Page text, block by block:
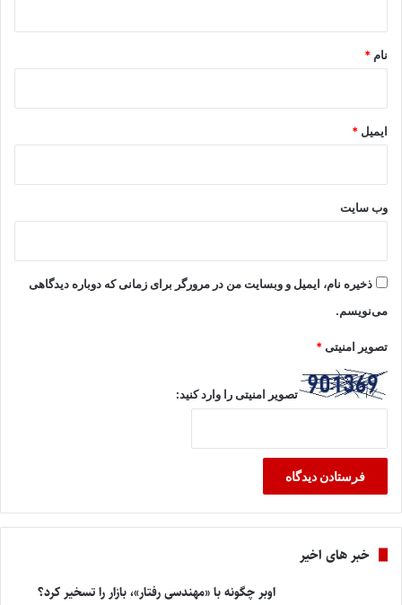
نام *
ایمیل *
وب‌ سایت
ذخیره نام، ایمیل و وبسایت من در مرورگر برای زمانی که دوباره دیدگاهی
می‌نویسم.
تصویر امنیتی*
تصویر امنیتی را وارد کنید:
خبر های اخیر
اوبر چگونه با «مهندسی رفتار»، بازار را تسخیر کرد؟